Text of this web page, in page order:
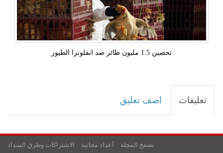
تحصين 1.5 مليون طائر ضد انفلونزا الطيور
تعليقات اضف تعليق
الاشتراكات وطرق السداد أعداد مجانية تصفح المجلة